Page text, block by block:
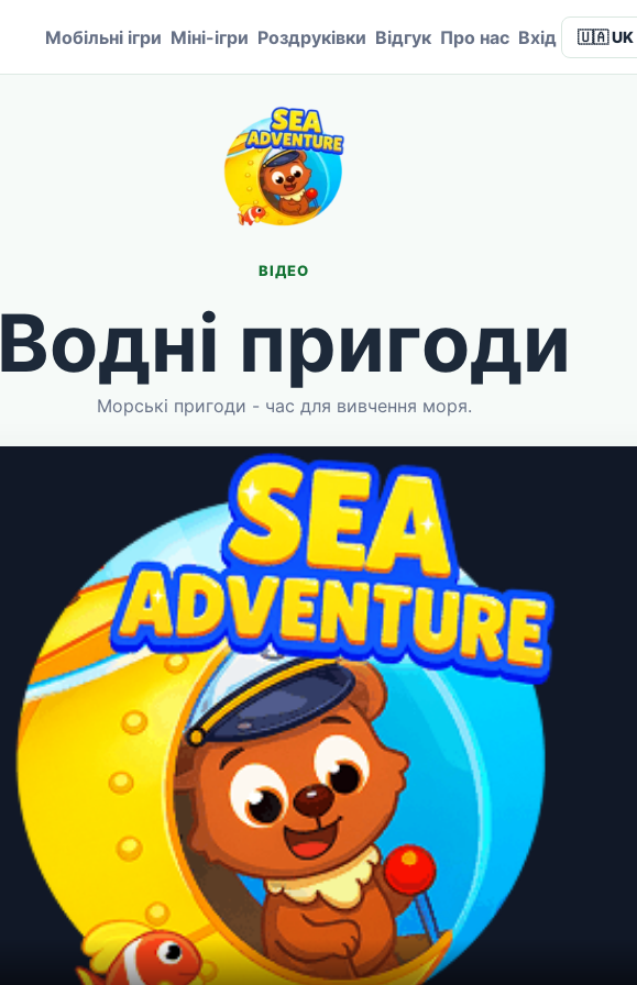
Мобільні ігри Міні-ігри Роздруківки Відгук Про нас Вхід Language
ВІДЕО
Водні пригоди
Морські пригоди - час для вивчення моря.